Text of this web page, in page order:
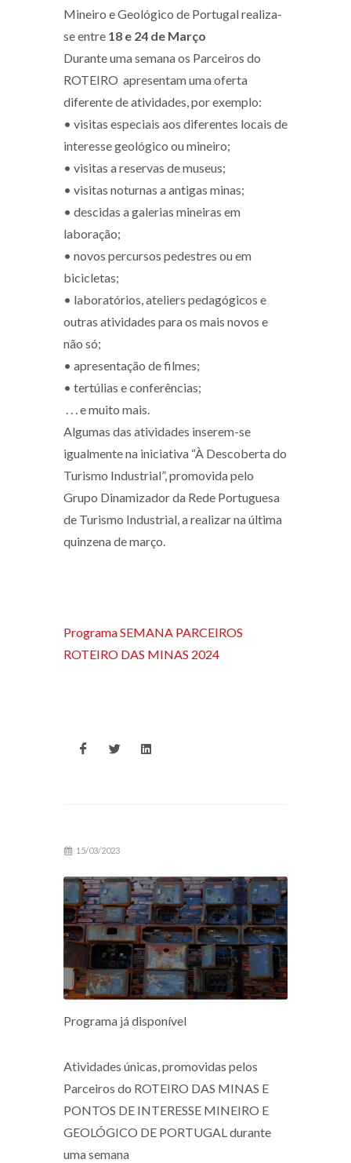
Mineiro e Geológico de Portugal realiza-
se entre 18 e 24 de Março
Durante uma semana os Parceiros do
ROTEIRO apresentam uma oferta
diferente de atividades, por exemplo:
• visitas especiais aos diferentes locais de
interesse geológico ou mineiro;
• visitas a reservas de museus;
• visitas noturnas a antigas minas;
• descidas a galerias mineiras em
laboração;
• novos percursos pedestres ou em
bicicletas;
• laboratórios, ateliers pedagógicos e
outras atividades para os mais novos e
não só;
• apresentação de filmes;
• tertúlias e conferências;
. . . e muito mais.
Algumas das atividades inserem-se
igualmente na iniciativa “À Descoberta do
Turismo Industrial”, promovida pelo
Grupo Dinamizador da Rede Portuguesa
de Turismo Industrial, a realizar na última
quinzena de março.
Programa SEMANA PARCEIROS
ROTEIRO DAS MINAS 2024
15/03/2023
Programa já disponível
Atividades únicas, promovidas pelos
Parceiros do ROTEIRO DAS MINAS E
PONTOS DE INTERESSE MINEIRO E
GEOLÓGICO DE PORTUGAL durante
uma semana